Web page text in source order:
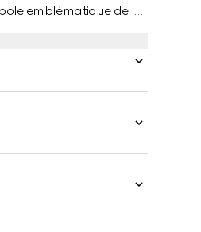
emblématique de la